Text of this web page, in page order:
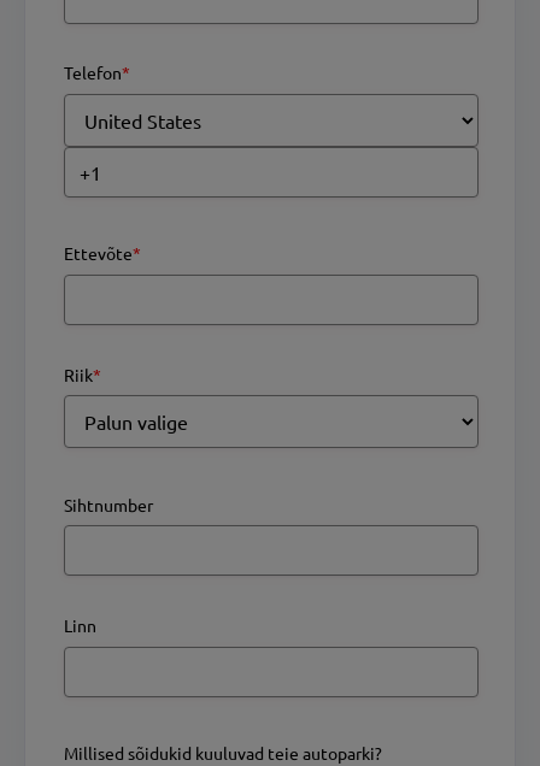
Telefon*
Ettevõte*
Riik*
Sihtnumber
Linn
Millised sõidukid kuuluvad teie autoparki?